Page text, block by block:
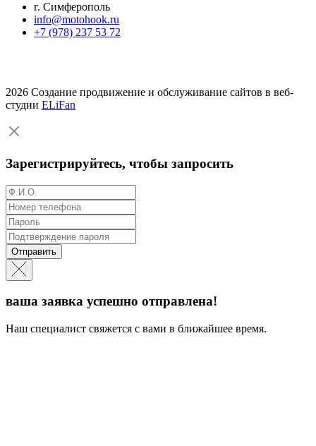
г. Симферополь
info@motohook.ru
+7 (978) 237 53 72
2026 Создание продвижение и обслуживание сайтов в веб-
студии ELiFan
Зарегистрируйтесь, чтобы запросить
Отправить
ваша заявка успешно отправлена!
Наш специалист свяжется с вами в ближайшее время.